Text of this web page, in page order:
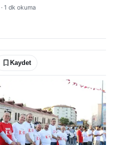
· 1 dk okuma
Kaydet